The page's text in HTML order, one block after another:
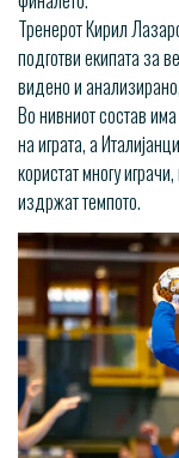
Тренерот Кирил
подготви екипата за
видено и
Во нивниот состав
на играта, а
користат многу
издржат темпото.